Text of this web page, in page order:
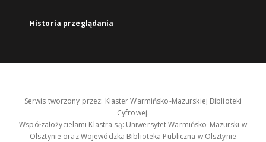
Historia przeglądania
Serwis tworzony przez: Klaster Warmińsko-Mazurskiej Biblioteki
Cyfrowej.
Współzałożycielami Klastra są: Uniwersytet Warmińsko-Mazurski w
Olsztynie oraz Wojewódzka Biblioteka Publiczna w Olsztynie